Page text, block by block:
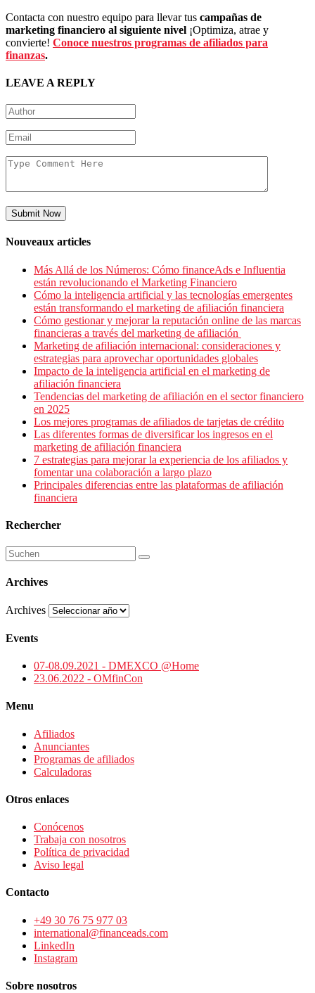
Contacta con nuestro equipo para llevar tus campañas de
marketing financiero al siguiente nivel ¡Optimiza, atrae y
convierte! Conoce nuestros programas de afiliados para
finanzas.
LEAVE A REPLY
Submit Now
Nouveaux articles
Más Allá de los Números: Cómo financeAds e Influentia
están revolucionando el Marketing Financiero
Cómo la inteligencia artificial y las tecnologías emergentes
están transformando el marketing de afiliación financiera
Cómo gestionar y mejorar la reputación online de las marcas
financieras a través del marketing de afiliación
Marketing de afiliación internacional: consideraciones y
estrategias para aprovechar oportunidades globales
Impacto de la inteligencia artificial en el marketing de
afiliación financiera
Tendencias del marketing de afiliación en el sector financiero
en 2025
Los mejores programas de afiliados de tarjetas de crédito
Las diferentes formas de diversificar los ingresos en el
marketing de afiliación financiera
7 estrategias para mejorar la experiencia de los afiliados y
fomentar una colaboración a largo plazo
Principales diferencias entre las plataformas de afiliación
financiera
Rechercher
Archives
Archives
Events
07-08.09.2021 - DMEXCO @Home
23.06.2022 - OMfinCon
Menu
Afiliados
Anunciantes
Programas de afiliados
Calculadoras
Otros enlaces
Conócenos
Trabaja con nosotros
Política de privacidad
Aviso legal
Contacto
+49 30 76 75 977 03
international@financeads.com
LinkedIn
Instagram
Sobre nosotros